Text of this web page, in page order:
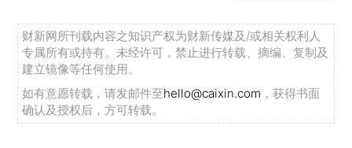
财新网所刊载内容之知识产权为财新传媒及/或相关权利人
专属所有或持有。未经许可，禁止进行转载、摘编、复制及
建立镜像等任何使用。
如有意愿转载，请发邮件至hello@caixin.com ，获得书面
确认及授权后，方可转载。